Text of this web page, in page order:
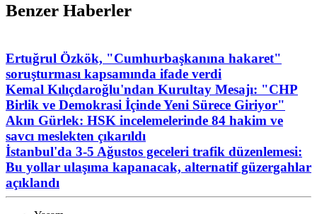
Benzer Haberler
Ertuğrul Özkök, "Cumhurbaşkanına hakaret"
soruşturması kapsamında ifade verdi
Kemal Kılıçdaroğlu'ndan Kurultay Mesajı: "CHP
Birlik ve Demokrasi İçinde Yeni Sürece Giriyor"
Akın Gürlek: HSK incelemelerinde 84 hakim ve
savcı meslekten çıkarıldı
İstanbul'da 3-5 Ağustos geceleri trafik düzenlemesi:
Bu yollar ulaşıma kapanacak, alternatif güzergahlar
açıklandı